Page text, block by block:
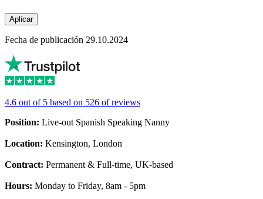
Aplicar
Fecha de publicación 29.10.2024
4.6 out of 5 based on 526 of reviews
Position: Live-out Spanish Speaking Nanny
Location: Kensington, London
Contract: Permanent & Full-time, UK-based
Hours: Monday to Friday, 8am - 5pm